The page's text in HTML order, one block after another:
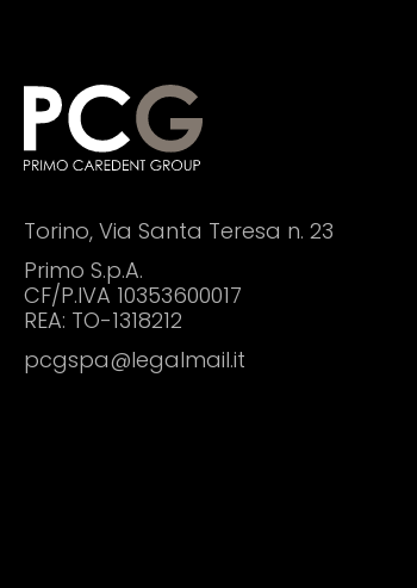
Torino, Via Santa Teresa n. 23
Primo S.p.A.
CF/P.IVA 10353600017
REA: TO-1318212
pcgspa@legalmail.it